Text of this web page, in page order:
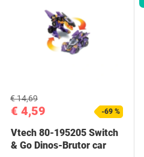
€ 4,59
€ 14,69
-69 %
Vtech 80-195205 Switch
& Go Dinos-Brutor car